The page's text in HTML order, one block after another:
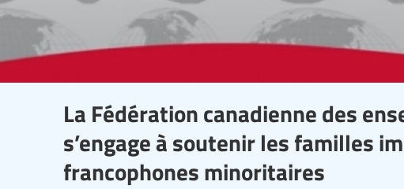
La Fédération canadienne des
s’engage à soutenir les familles
francophones minoritaires